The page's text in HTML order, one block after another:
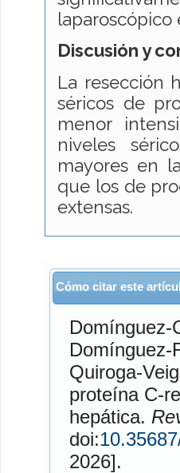
laparoscópico
Discusión y
La resección
séricos de
menor
niveles
mayores en
que los de
extensas.
Cómo citar este
Domínguez-
Domínguez-
Quiroga-
proteína C-
hepática.
doi:
2026].